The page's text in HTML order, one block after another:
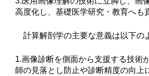
高度化し、基礎医学研究・教育へも
計算解剖学の主要な意義は以下の
1.画像診断を側面から支援する技術
師の見落とし防止や診断精度の向上